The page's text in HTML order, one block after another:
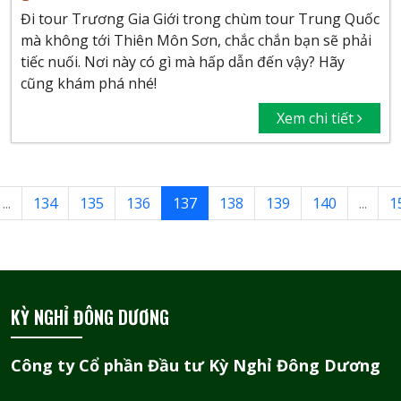
Đi tour Trương Gia Giới trong chùm tour Trung Quốc
mà không tới Thiên Môn Sơn, chắc chắn bạn sẽ phải
tiếc nuối. Nơi này có gì mà hấp dẫn đến vậy? Hãy
cũng khám phá nhé!
Xem chi tiết
... 134 135 136 137 138 139 140 ...
KỲ NGHỈ ĐÔNG DƯƠNG
Công ty Cổ phần Đầu tư Kỳ Nghỉ Đông Dương